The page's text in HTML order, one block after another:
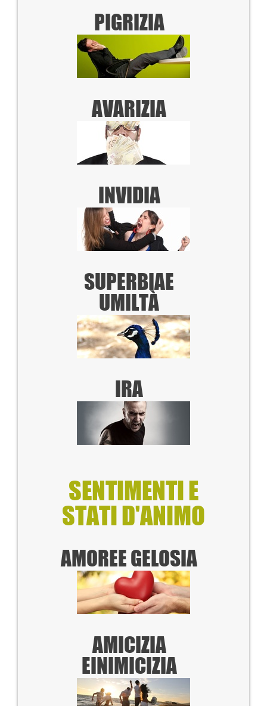
PIGRIZIA
AVARIZIA
INVIDIA
SUPERBIAE
UMILTÀ
IRA
SENTIMENTI E
STATI D'ANIMO
AMOREE GELOSIA
AMICIZIA
EINIMICIZIA